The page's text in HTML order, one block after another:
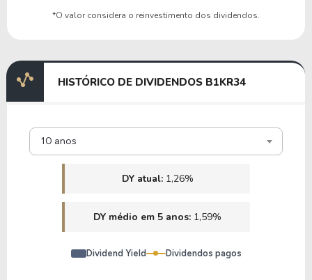
A1PA34
1,87%
*O valor considera o reinvestimento dos dividendos.
HISTÓRICO DE DIVIDENDOS B1KR34
10 anos
DY atual: 1,26%
DY médio em 5 anos: 1,59%
Dividend Yield Dividendos pagos